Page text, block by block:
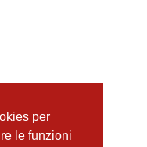
per
le funzioni